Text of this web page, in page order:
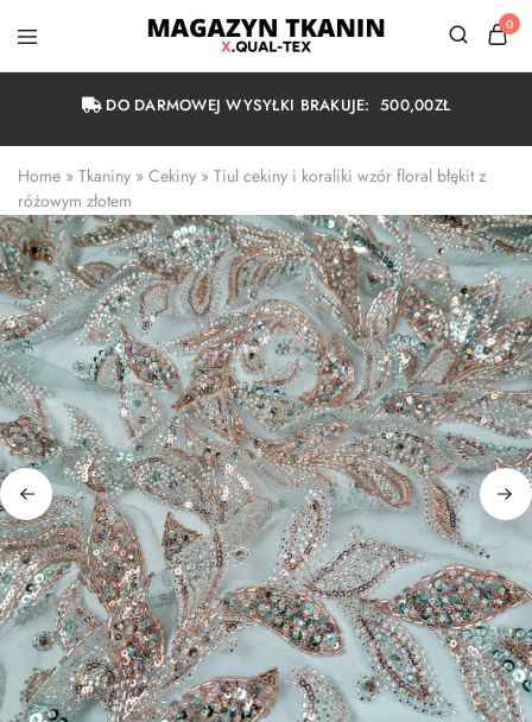
Magazyn
Warszawa
0
DO DARMOWEJ WYSYŁKI BRAKUJE:500,00ZŁ
Home » Tkaniny » Cekiny » Tiul cekiny i koraliki wzór floral błękit z
różowym złotem